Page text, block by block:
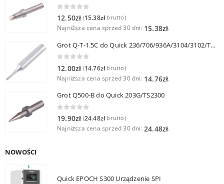
0out of 5
12.50zł (15.38złbrutto)
Najniższa cena sprzed 30 dni: 15.38zł.
Grot Q-T-1.5C do Quick 236/706/936A/3104/3102/TS1100
12.00zł (14.76złbrutto)
Najniższa cena sprzed 30 dni: 14.76zł.
Grot Q500-B do Quick 203G/TS2300
0out of 5
19.90zł (24.48złbrutto)
Najniższa cena sprzed 30 dni: 24.48zł.
NOWOŚCI
Quick EPOCH S300 Urządzenie SPI